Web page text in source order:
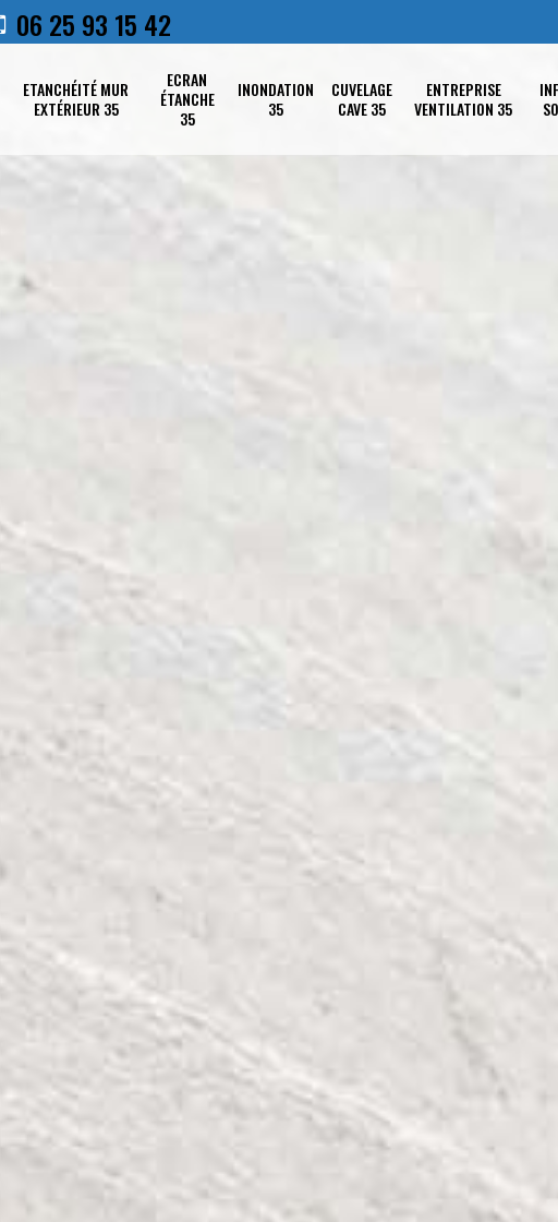
06 25 93 15 42
ETANCHÉITÉ MUR
EXTÉRIEUR 35
ECRAN
ÉTANCHE
35
INONDATION
35
CUVELAGE
CAVE 35
ENTREPRISE
VENTILATION 35